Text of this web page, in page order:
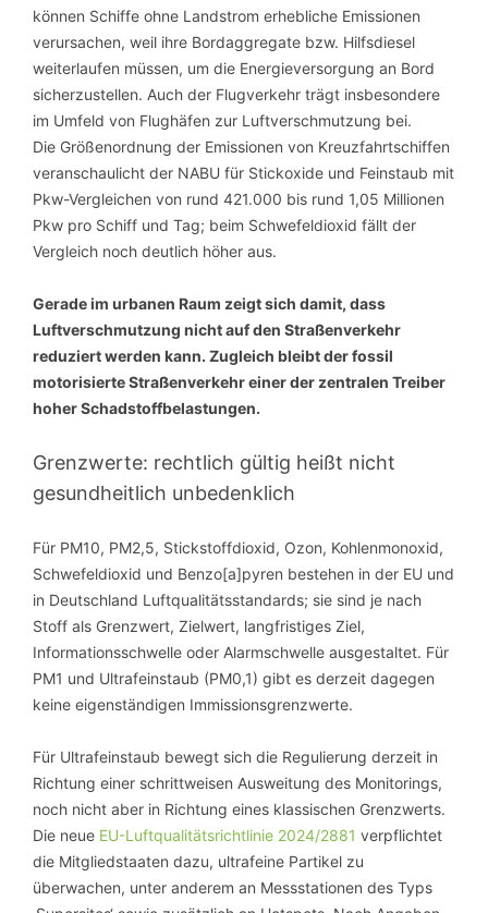
können Schiffe ohne Landstrom erhebliche Emissionen
verursachen, weil ihre Bordaggregate bzw. Hilfsdiesel
weiterlaufen müssen, um die Energieversorgung an Bord
sicherzustellen. Auch der Flugverkehr trägt insbesondere
im Umfeld von Flughäfen zur Luftverschmutzung bei.
Die Größenordnung der Emissionen von Kreuzfahrtschiffen
veranschaulicht der NABU für Stickoxide und Feinstaub mit
Pkw-Vergleichen von rund 421.000 bis rund 1,05 Millionen
Pkw pro Schiff und Tag; beim Schwefeldioxid fällt der
Vergleich noch deutlich höher aus.
Gerade im urbanen Raum zeigt sich damit, dass
Luftverschmutzung nicht auf den Straßenverkehr
reduziert werden kann. Zugleich bleibt der fossil
motorisierte Straßenverkehr einer der zentralen Treiber
hoher Schadstoffbelastungen.
Grenzwerte: rechtlich gültig heißt nicht
gesundheitlich unbedenklich
Für PM10, PM2,5, Stickstoffdioxid, Ozon, Kohlenmonoxid,
Schwefeldioxid und Benzo[a]pyren bestehen in der EU und
in Deutschland Luftqualitätsstandards; sie sind je nach
Stoff als Grenzwert, Zielwert, langfristiges Ziel,
Informationsschwelle oder Alarmschwelle ausgestaltet. Für
PM1 und Ultrafeinstaub (PM0,1) gibt es derzeit dagegen
keine eigenständigen Immissionsgrenzwerte.
Für Ultrafeinstaub bewegt sich die Regulierung derzeit in
Richtung einer schrittweisen Ausweitung des Monitorings,
noch nicht aber in Richtung eines klassischen Grenzwerts.
Die neue EU-Luftqualitätsrichtlinie 2024/2881 verpflichtet
die Mitgliedstaaten dazu, ultrafeine Partikel zu
überwachen, unter anderem an Messstationen des Typs